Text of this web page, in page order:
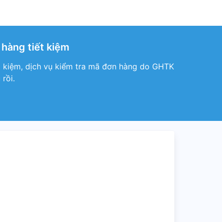
tiết kiệm
dịch vụ kiểm tra mã đơn hàng do GHTK
rồi.